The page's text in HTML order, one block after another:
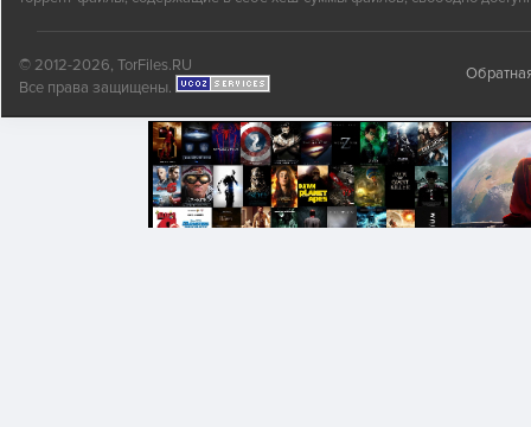
© 2012-2026, TorFiles.RU
Все права защищены.